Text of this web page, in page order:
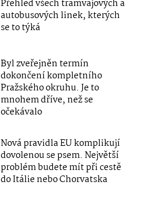
Přehled všech tramvajových a
autobusových linek, kterých
se to týká
Byl zveřejněn termín
dokončení kompletního
Pražského okruhu. Je to
mnohem dříve, než se
očekávalo
Nová pravidla EU komplikují
dovolenou se psem. Největší
problém budete mít při cestě
do Itálie nebo Chorvatska